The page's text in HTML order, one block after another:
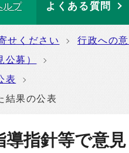
ルプ よくある質問
せください
行政への
募）
表
結果の公表
指針等で意見